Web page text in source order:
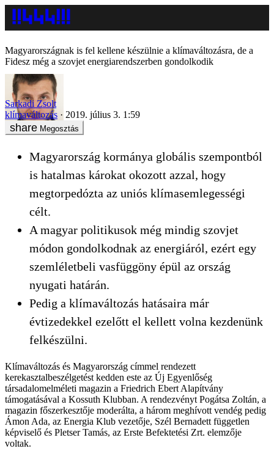
Magyarországnak is fel kellene készülnie a klímaváltozásra, de a
Fidesz még a szovjet energiarendszerben gondolkodik
Sarkadi Zsolt
klímaváltozás
2019. július 3. 1:59
Megosztás
Magyarország kormánya globális szempontból
is hatalmas károkat okozott azzal, hogy
megtorpedózta az uniós klímasemlegességi
célt.
A magyar politikusok még mindig szovjet
módon gondolkodnak az energiáról, ezért egy
szemléletbeli vasfüggöny épül az ország
nyugati határán.
Pedig a klímaváltozás hatásaira már
évtizedekkel ezelőtt el kellett volna kezdenünk
felkészülni.
Klímaváltozás és Magyarország címmel rendezett
kerekasztalbeszélgetést kedden este az Új Egyenlőség
társadalomelméleti magazin a Friedrich Ebert Alapítvány
támogatásával a Kossuth Klubban. A rendezvényt Pogátsa Zoltán, a
magazin főszerkesztője moderálta, a három meghívott vendég pedig
Ámon Ada, az Energia Klub vezetője, Szél Bernadett független
képviselő és Pletser Tamás, az Erste Befektetési Zrt. elemzője
voltak.